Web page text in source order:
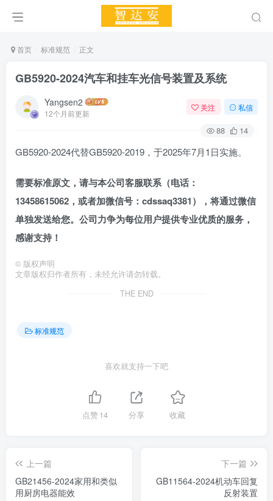
首页 标准规范 正文
GB5920-2024汽车和挂车光信号装置及系统
Yangsen2
12个月前更新
关注 私信
88 14
GB5920-2024代替GB5920-2019，于2025年7月1日实施。
需要标准原文，请与本公司客服联系（电话：
13458615062， 或者加微信号：cdssaq3381），将通过微信
单独发送给您。公司力争为每位用户提供专业优质的服务，
感谢支持！
© 版权声明
文章版权归作者所有，未经允许请勿转载。
THE END
标准规范
喜欢就支持一下吧
点赞14 分享 收藏
上一篇
GB21456-2024家用和类似
用厨房电器能效
下一篇
GB11564-2024机动车回复
反射装置